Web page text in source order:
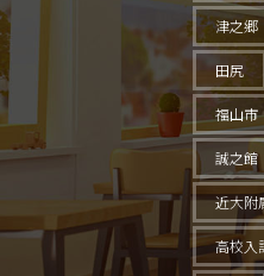
津之郷
田尻
福山市
誠之館
近大附
高校入